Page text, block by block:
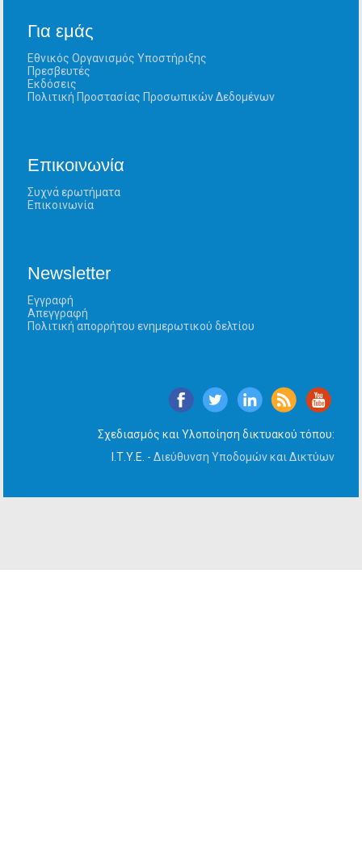
Για εμάς
Εθνικός Οργανισμός Υποστήριξης
Πρεσβευτές
Εκδόσεις
Πολιτική Προστασίας Προσωπικών Δεδομένων
Επικοινωνία
Συχνά ερωτήματα
Επικοινωνία
Newsletter
Εγγραφή
Απεγγραφή
Πολιτική απορρήτου ενημερωτικού δελτίου
Σχεδιασμός και Υλοποίηση δικτυακού τόπου:
Ι.Τ.Υ.Ε. - Διεύθυνση Υποδομών και Δικτύων